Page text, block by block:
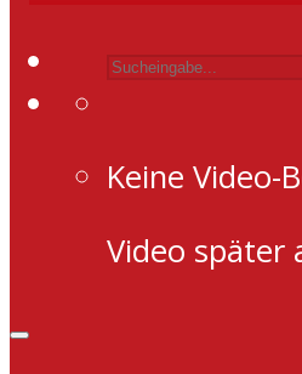
Keine Video-
Video später